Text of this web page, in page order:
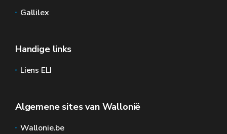
Gallilex
Handige links
Liens ELI
Algemene sites van Wallonië
Wallonie.be